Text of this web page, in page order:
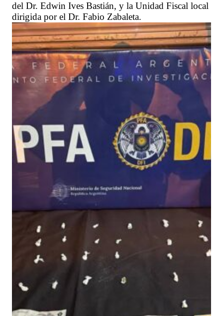
del Dr. Edwin Ives Bastián, y la Unidad Fiscal local
dirigida por el Dr. Fabio Zabaleta.